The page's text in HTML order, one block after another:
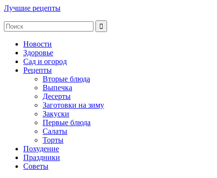
Лучшие рецепты
Новости
Здоровье
Сад и огород
Рецепты
Вторые блюда
Выпечка
Десерты
Заготовки на зиму
Закуски
Первые блюда
Салаты
Торты
Похудение
Праздники
Советы